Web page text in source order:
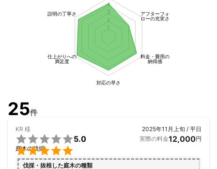
アフターフォ
ローの充実さ
料金・費用の
納得感
対応の早さ
仕上がりへの
満足度
説明の丁寧さ
1
2
3
4
25件
KR 様


5.0
庭木の伐採
2025年11月上旬 / 平日
実際の料金12,000円
伐採・抜根した庭木の種類